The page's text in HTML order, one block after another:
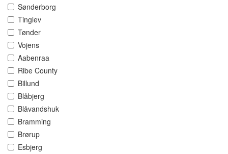
Sønderborg
Tinglev
Tønder
Vojens
Aabenraa
Ribe County
Billund
Blåbjerg
Blåvandshuk
Bramming
Brørup
Esbjerg